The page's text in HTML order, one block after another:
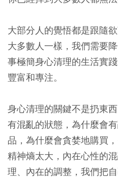
大部分人的覺悟都是跟隨
大多數人一樣，我們需要
事極簡身心清理的生活實
豐富和專注。
身心清理的關鍵不是扔東
有混亂的狀態，為什麼會
品，為什麼會貪婪地購買
精神熵太大，內在心性的
理、內在的調整，我們把